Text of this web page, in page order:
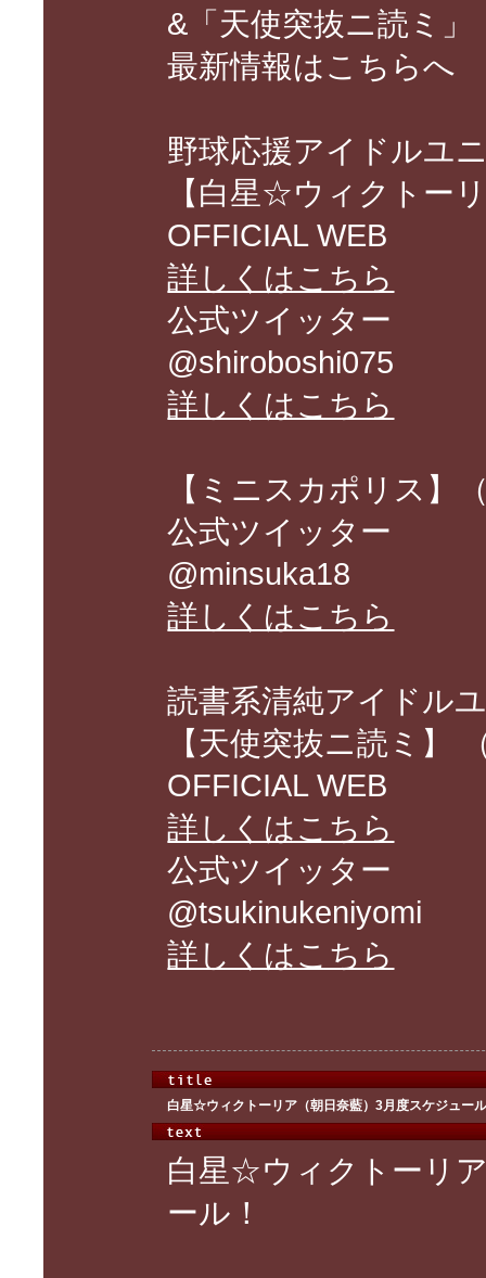
&「天使突抜ニ読ミ」
最新情報はこちらへ
野球応援アイドルユ
【白星☆ウィクトー
OFFICIAL WEB
詳しくはこちら
公式ツイッター
@shiroboshi075
詳しくはこちら
【ミニスカポリス】
公式ツイッター
@minsuka18
詳しくはこちら
読書系清純アイドル
【天使突抜ニ読ミ】
OFFICIAL WEB
詳しくはこちら
公式ツイッター
@tsukinukeniyomi
詳しくはこちら
白星☆ウィクトーリア（朝日奈藍）3月度スケジュー
白星☆ウィクトーリ
ール！